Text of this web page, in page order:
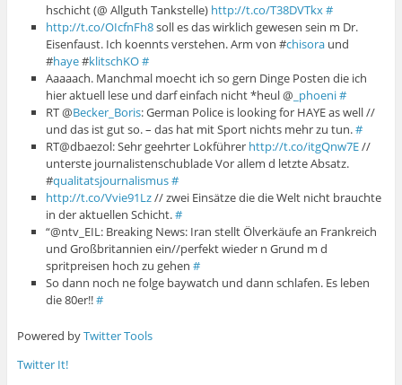
hschicht (@ Allguth Tankstelle) http://t.co/T38DVTkx#
http://t.co/OIcfnFh8soll es das wirklich gewesen sein m Dr.
Eisenfaust. Ich koennts verstehen. Arm von #chisora und
#haye#klitschKO#
Aaaaach. Manchmal moecht ich so gern Dinge Posten die ich
hier aktuell lese und darf einfach nicht *heul @ _phoeni#
RT @Becker_Boris: German Police is looking for HAYE as well //
und das ist gut so. – das hat mit Sport nichts mehr zu tun.#
RT@dbaezol: Sehr geehrter Lokführer http://t.co/itgQnw7E//
unterste journalistenschublade Vor allem d letzte Absatz.
#qualitatsjournalismus#
http://t.co/Vvie91Lz// zwei Einsätze die die Welt nicht brauchte
in der aktuellen Schicht.#
“@ntv_EIL: Breaking News: Iran stellt Ölverkäufe an Frankreich
und Großbritannien ein//perfekt wieder n Grund m d
spritpreisen hoch zu gehen#
So dann noch ne folge baywatch und dann schlafen. Es leben
die 80er!!#
Powered byTwitter Tools
Twitter It!